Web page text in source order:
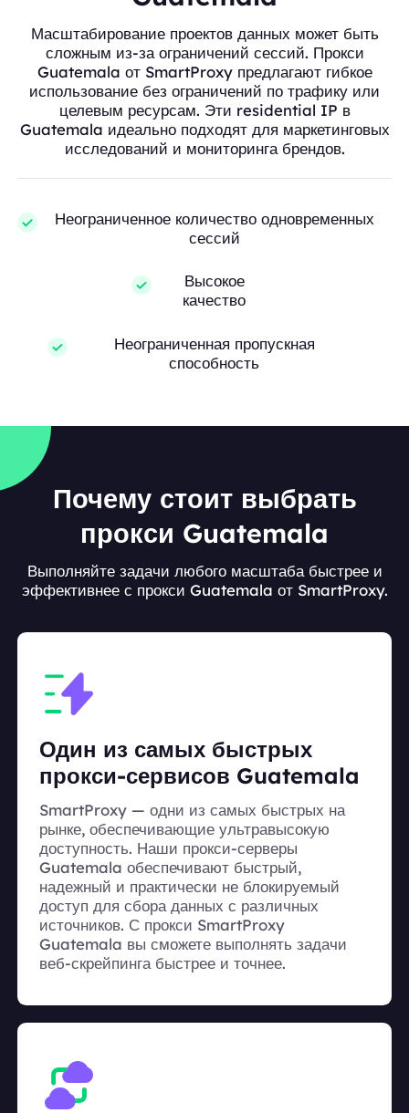
Масштабирование проектов данных может быть
сложным из-за ограничений сессий. Прокси
Guatemala от SmartProxy предлагают гибкое
использование без ограничений по трафику или
целевым ресурсам. Эти residential IP в
Guatemala идеально подходят для маркетинговых
исследований и мониторинга брендов.
Неограниченное количество одновременных
сессий
Высокое
качество
Неограниченная пропускная
способность
Почему стоит выбрать
прокси Guatemala
Выполняйте задачи любого масштаба быстрее и
эффективнее с прокси Guatemala от SmartProxy.
Один из самых быстрых
прокси-сервисов Guatemala
SmartProxy — одни из самых быстрых на
рынке, обеспечивающие ультравысокую
доступность. Наши прокси-серверы
Guatemala обеспечивают быстрый,
надежный и практически не блокируемый
доступ для сбора данных с различных
источников. С прокси SmartProxy
Guatemala вы сможете выполнять задачи
веб-скрейпинга быстрее и точнее.